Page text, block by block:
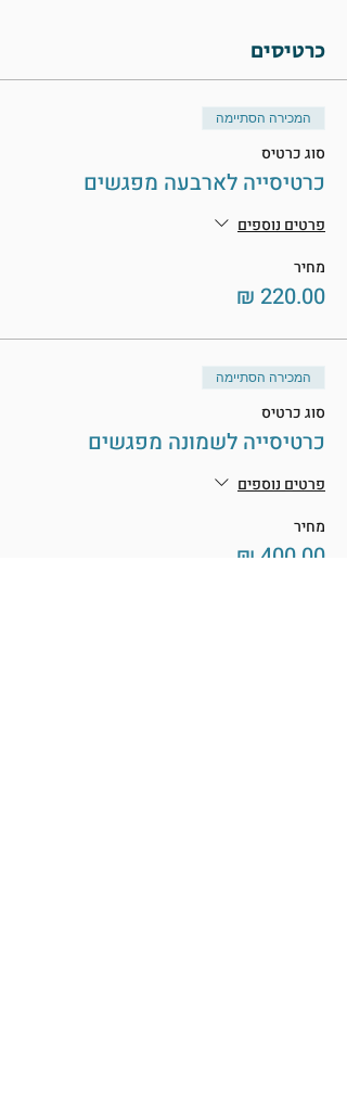
כרטיסים
המכירה הסתיימה
סוג כרטיס
כרטיסייה לארבעה מפגשים
פרטים נוספים
מחיר
המכירה הסתיימה
סוג כרטיס
כרטיסייה לשמונה מפגשים
פרטים נוספים
מחיר